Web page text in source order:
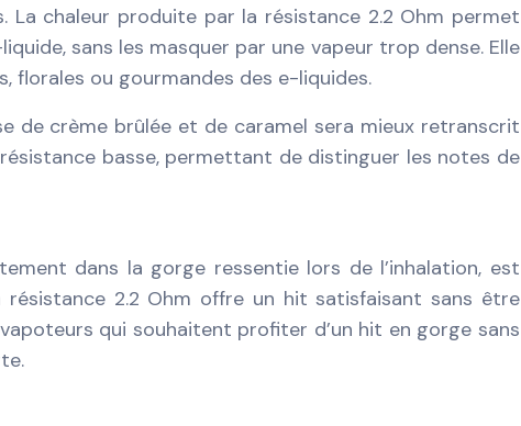
La chaleur produite par la résistance 2.2 Ohm permet
sans les masquer par une vapeur trop dense. Elle
florales ou gourmandes des e-liquides.
de crème brûlée et de caramel sera mieux retranscrit
basse, permettant de distinguer les notes de
dans la gorge ressentie lors de l’inhalation, est
résistance 2.2 Ohm offre un hit satisfaisant sans être
qui souhaitent profiter d’un hit en gorge sans